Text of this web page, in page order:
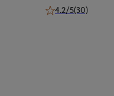
4.2/5(30)